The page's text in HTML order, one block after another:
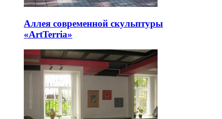
Аллея современной скульптуры
«ArtTerria»